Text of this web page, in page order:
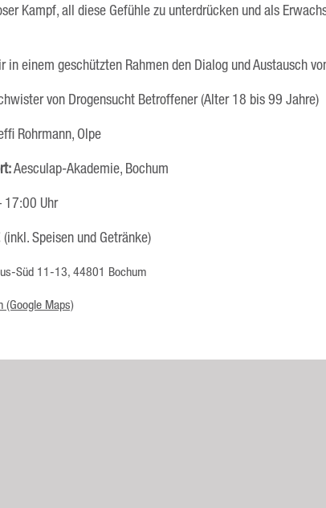
Kampf, all diese Gefühle zu unterdrücken und als
in einem geschützten Rahmen den Dialog und Austausch
von Drogensucht Betroffener (Alter 18 bis 99 Jahre)
Rohrmann, Olpe
Aesculap-Akademie, Bochum
17:00 Uhr
Speisen und Getränke)
Süd 11-13, 44801 Bochum
(Google Maps)